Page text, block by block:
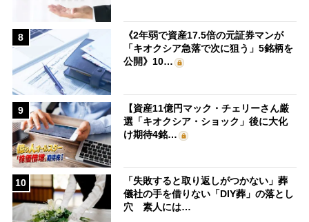
8
《2年弱で資産17.5倍の元証券マンが
「キオクシア急落で次に狙う」5銘柄を
公開》10…
9
【資産11億円マック・チェリーさん厳
選「キオクシア・ショック」後に大化
け期待4銘…
10
「失敗すると取り返しがつかない」葬
儀社の手を借りない「DIY葬」の落とし
穴 素人には…